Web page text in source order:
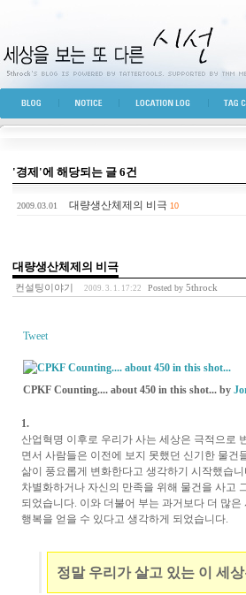
세상을 보는 또 다른 시선
BLOG TOP NOTICE LOCATION LOG TAG
'경제'에 해당되는 글 6건
2009.03.01 대량생산체제의 비극 10
대량생산체제의 비극
컨설팅이야기 2009. 3. 1. 17:22 Posted by 5throck
Tweet
CPKF Counting.... about 450 in this shot... by
1.
산업혁명 이후로 우리가 사는 세상은 극적으로
면서 사람들은 이전에 보지 못했던 신기한 물건
삶이 풍요롭게 변화한다고 생각하기 시작했습
차별화하거나 자신의 만족을 위해 물건을 사고
되었습니다. 이와 더불어 부는 과거보다 더 많
행복을 얻을 수 있다고 생각하게 되었습니다.
정말 우리가 살고 있는 이 세